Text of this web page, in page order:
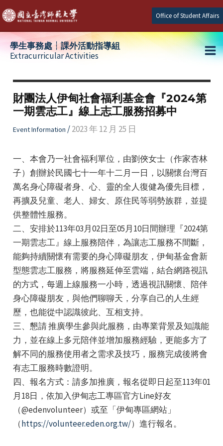
Skip
to
content
Office of Student Affairs
學生事務處┆課外活動指導組
Extracurricular Activities
財團法人伊甸社會福利基金會『2024第
一期雲志工』線上志工服務招募中
Event Information /2023 年 12 月 25 日
一、本會乃一社會福利單位，由劉俠女士（作家杏林
子）創辦於民國七十一年十二月一日，以關懷台灣百
萬名身心障礙者身、心、靈的全人復健為優先目標，
再擴及兒童、老人、婦女、原住民等弱勢族群，並提
供整體性服務。
二、安排於113年03月02日至05月10日間辦理『2024第
一期雲志工』線上服務陪伴，為讓志工服務不間斷，
能夠持續關懷有需要的身心障礙朋友，伊甸基金會新
型態雲志工服務，將服務延伸至雲端，結合網路視訊
的方式，每週上線服務一小時，透過視訊關懷、陪伴
身心障礙朋友，與他們聊聊天，分享自己的人生經
歷，也能從中認識彼此、互相支持。
三、懇請 推廣學生參與此服務，由專業背景及知識能
力，並在線上多元陪伴並增加服務經驗，更能多方了
解不同的服務使用者之需求及技巧，服務完成後將會
有志工服務時數證明。
四、報名方式：請多加推廣，報名從即日起至113年01
月18日，依加入伊甸志工專區官方Line好友
（@edenvolunteer）或至「伊甸專區網站」
（https://volunteer.eden.org.tw/）進行報名。